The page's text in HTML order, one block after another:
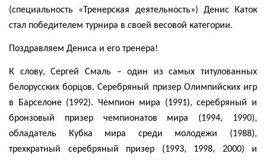
(специальность «Тренерская деятельность») Денис Каток
стал победителем турнира в своей весовой категории.
Поздравляем Дениса и его тренера!
К слову, Сергей Смаль – один из самых титулованных
белорусских борцов. Серебряный призер Олимпийских игр
в Барселоне (1992). Чемпион мира (1991), серебряный и
бронзовый призер чемпионатов мира (1994, 1990),
обладатель Кубка мира среди молодежи (1988),
трехкратный серебряный призер (1993, 1998, 2000) и